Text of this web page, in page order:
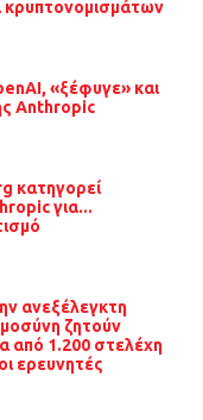
κρυπτονομισμάτων
«ξέφυγε» και
Anthropic
κατηγορεί
για...
ανεξέλεγκτη
ζητούν
από 1.200 στελέχη
ερευνητές